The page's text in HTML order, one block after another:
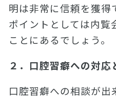
明は非常に信頼を獲得
ポイントとしては内覧
ことにあるでしょう。
２．口腔習癖への対応
口腔習癖への相談が